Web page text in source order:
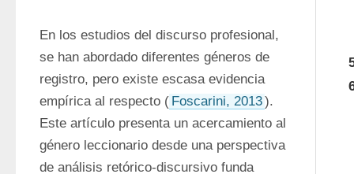
En los estudios del discurso profesional,
se han abordado diferentes géneros de
registro, pero existe escasa evidencia
empírica al respecto ( Foscarini, 2013).
Este artículo presenta un acercamiento al
género leccionario desde una perspectiva
de análisis retórico-discursivo funda